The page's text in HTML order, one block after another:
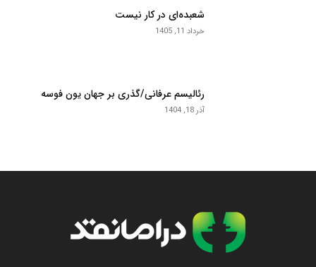
شعبده‌ای در کار نیست
خرداد 11, 1405
رئالیسم عرفانی/گذری بر جهان یون فوسه
آذر 18, 1404